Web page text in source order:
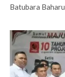
Batubara